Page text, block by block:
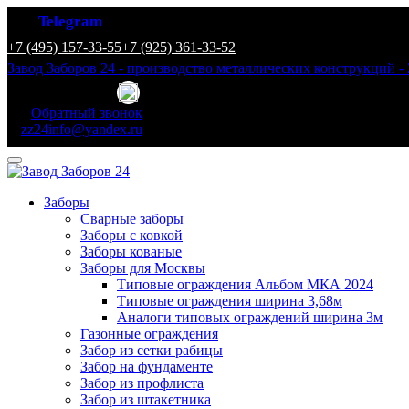
+7 (495) 157-33-55+7 (925) 361-33-52
Завод Заборов 24 - производство металлических конструкций -
Telegram
Обратный звонок
zz24info@yandex.ru
Заборы
Сварные заборы
Заборы с ковкой
Заборы кованые
Заборы для Москвы
Типовые ограждения Альбом МКА 2024
Типовые ограждения ширина 3,68м
Аналоги типовых ограждений ширина 3м
Газонные ограждения
Забор из сетки рабицы
Забор на фундаменте
Забор из профлиста
Забор из штакетника